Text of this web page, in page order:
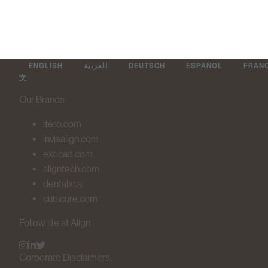
ENGLISH العربية DEUTSCH ESPAÑOL
文
Our Brands
itero.com
invisalign.com
exocad.com
aligntech.com
dentalxr.ai
cubicure.com
Follow life at Align
Corporate Disclaimers.